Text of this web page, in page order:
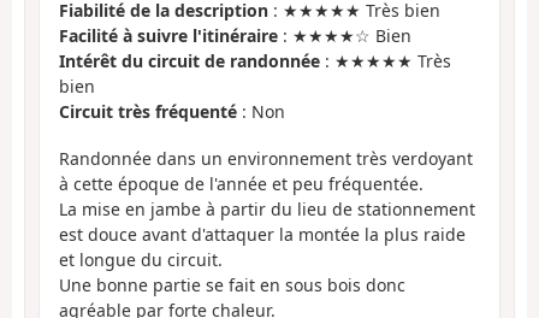
Fiabilité de la description : ★★★★★ Très bien
Facilité à suivre l'itinéraire : ★★★★☆ Bien
Intérêt du circuit de randonnée : ★★★★★ Très
bien
Circuit très fréquenté : Non
Randonnée dans un environnement très verdoyant
à cette époque de l'année et peu fréquentée.
La mise en jambe à partir du lieu de stationnement
est douce avant d'attaquer la montée la plus raide
et longue du circuit.
Une bonne partie se fait en sous bois donc
agréable par forte chaleur.